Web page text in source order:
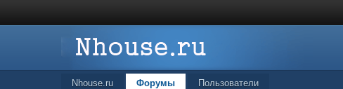
Nhouse.ru Форумы Пользователи